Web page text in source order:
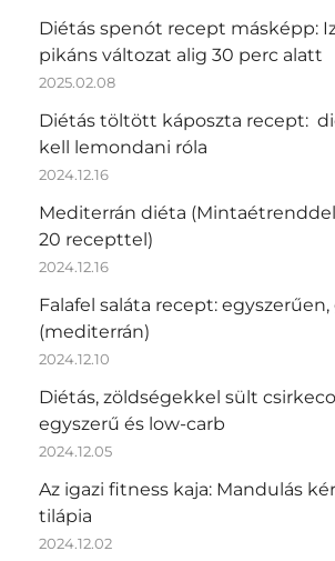
Diétás spenót recept másképp:
pikáns változat alig 30 perc alatt
2025.02.08
Diétás töltött káposzta recept:
kell lemondani róla
2024.12.16
Mediterrán diéta
20 recepttel)
2024.12.16
Falafel saláta recept: egyszerűen,
(mediterrán)
2024.12.10
Diétás, zöldségekkel sült
egyszerű és low-carb
2024.12.05
Az igazi fitness kaja: Mandulás
tilápia
2024.12.02